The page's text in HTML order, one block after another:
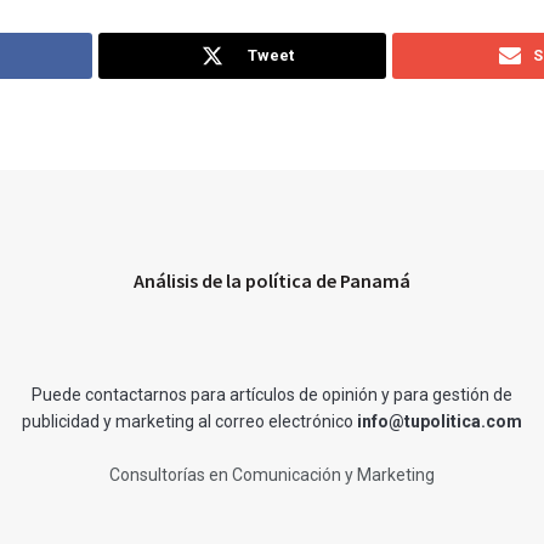
Tweet
Análisis de la política de Panamá
Puede contactarnos para artículos de opinión y para gestión de
publicidad y marketing al correo electrónico info@tupolitica.com
Consultorías en Comunicación y Marketing